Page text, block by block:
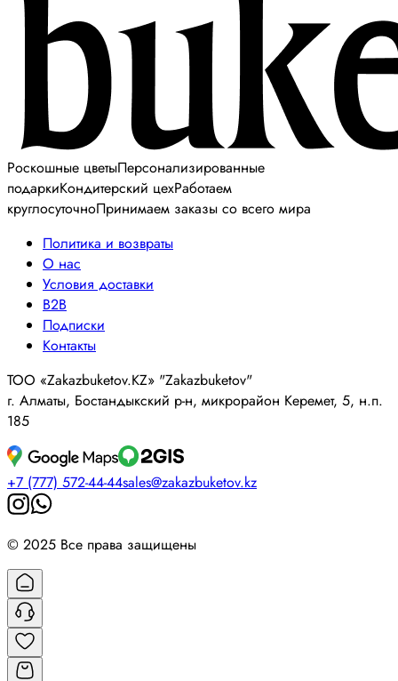
Роскошные цветыПерсонализированные
подаркиКондитерский цехРаботаем
круглосуточноПринимаем заказы со всего мира
Политика и возвраты
О нас
Условия доставки
B2B
Подписки
Контакты
ТОО «Zakazbuketov.KZ» "Zakazbuketov"
г. Алматы, Бостандыкский р-н, микрорайон Керемет, 5, н.п.
185
+7 (777) 572-44-44sales@zakazbuketov.kz
© 2025 Все права защищены